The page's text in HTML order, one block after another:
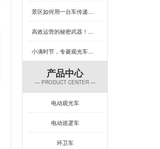
景区如何用一台车传递人文关怀？答案藏在专菱观光车的钣金工艺里
高效运营的秘密武器！专菱电动景区观光车赋能景区服务升级
小满时节，专菱观光车钣金品质引领出行新体验
产品中心
— PRODUCT CENTER —
电动观光车
电动巡逻车
环卫车